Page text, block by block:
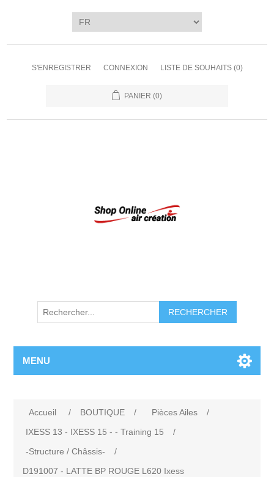
S'ENREGISTRER CONNEXION LISTE DE SOUHAITS (0)
PANIER (0)
RECHERCHER
MENU
Accueil / BOUTIQUE / Pièces Ailes
/
IXESS 13 - IXESS 15 - - Training 15
/
-Structure / Châssis-
/
D191007 - LATTE BP ROUGE L620 Ixess